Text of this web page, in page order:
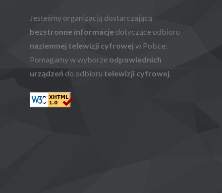
Jesteśmy organizacją dostarczającą
bezstronne informacjedotyczące odbioru
naziemnej telewizji cyfrowej w Polsce.
Pomagamy w wyborze odpowiednich
urządzeń do odbioru telewizji cyfrowej.